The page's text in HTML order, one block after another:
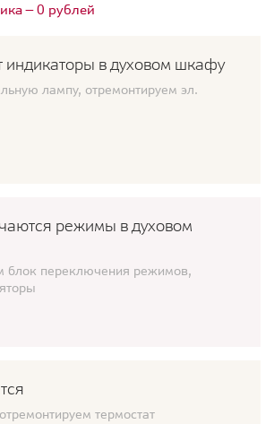
— 0 рублей
индикаторы в духовом шкафу
лампу, отремонтируем эл.
режимы в духовом
блок переключения режимов,
термостат